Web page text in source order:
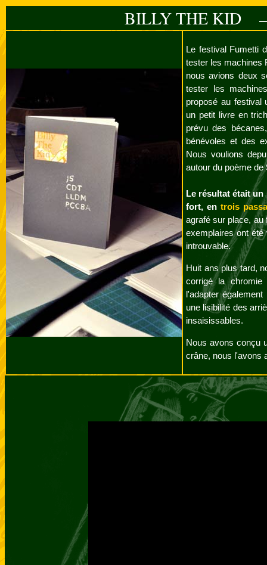
BILLY THE KID—
Le festival Fumetti
tester les machines
nous avions deux
tester les
proposé au festival
un petit livre en
prévu des
bénévoles et des
Nous voulions
autour du poème de
Le résultat était un
fort, en trois
agrafé sur place, au
exemplaires ont
introuvable.
Huit ans plus tard,
corrigé la chromie
l'adapter
une lisibilité des
insaisissables.
Nous avons conçu
crâne, nous l'avons